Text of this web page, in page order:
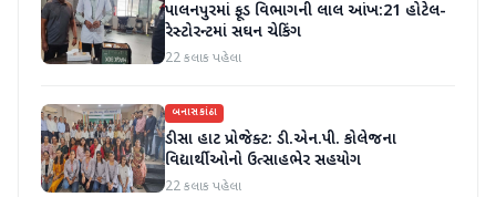
પાલનપુરમાં ફૂડ વિભાગની લાલ આંખ:21 હોટેલ-
રેસ્ટોરન્ટમાં સઘન ચેકિંગ
22 કલાક પહેલા
બનાસકાંઠા
ડીસા હાટ પ્રોજેક્ટ: ડી.એન.પી. કોલેજના
વિદ્યાર્થીઓનો ઉત્સાહભેર સહયોગ
22 કલાક પહેલા